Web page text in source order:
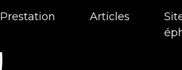
Prestation Articles